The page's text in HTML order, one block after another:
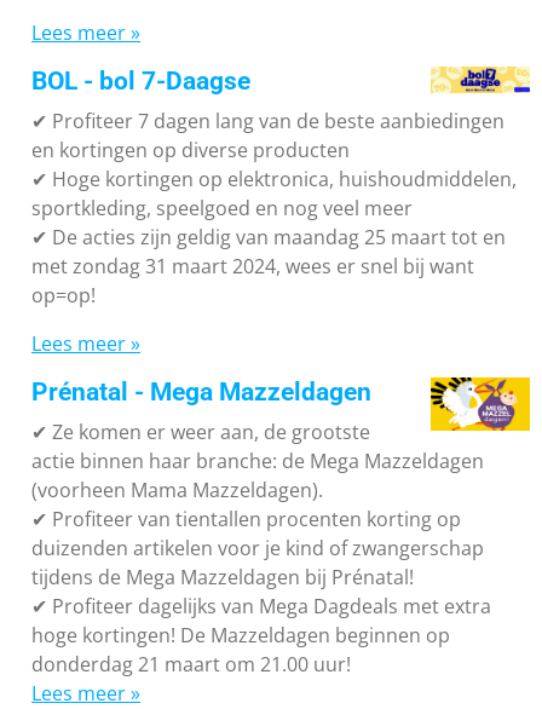
Lees meer »
BOL - bol 7-Daagse
✔ Profiteer 7 dagen lang van de beste aanbiedingen
en kortingen op diverse producten
✔ Hoge kortingen op elektronica, huishoudmiddelen,
sportkleding, speelgoed en nog veel meer
✔ De acties zijn geldig van maandag 25 maart tot en
met zondag 31 maart 2024, wees er snel bij want
op=op!
Lees meer »
Prénatal - Mega Mazzeldagen
✔ Ze komen er weer aan, de grootste
actie binnen haar branche: de Mega Mazzeldagen
(voorheen Mama Mazzeldagen).
✔ Profiteer van tientallen procenten korting op
duizenden artikelen voor je kind of zwangerschap
tijdens de Mega Mazzeldagen bij Prénatal!
✔ Profiteer dagelijks van Mega Dagdeals met extra
hoge kortingen! De Mazzeldagen beginnen op
donderdag 21 maart om 21.00 uur!
Lees meer »